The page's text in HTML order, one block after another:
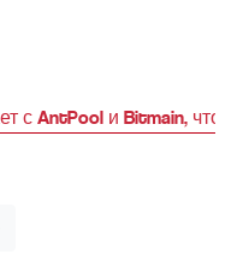
с AntPool и Bitmain,